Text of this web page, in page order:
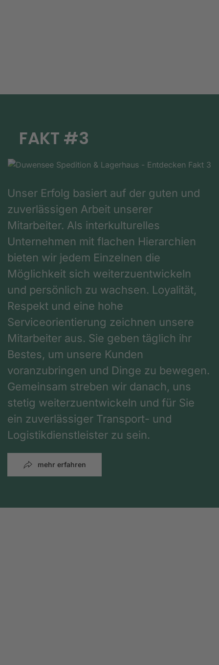
FAKT #3
Unser Erfolg basiert auf der guten und
zuverlässigen Arbeit unserer
Mitarbeiter. Als interkulturelles
Unternehmen mit flachen Hierarchien
bieten wir jedem Einzelnen die
Möglichkeit sich weiterzuentwickeln
und persönlich zu wachsen. Loyalität,
Respekt und eine hohe
Serviceorientierung zeichnen unsere
Mitarbeiter aus. Sie geben täglich ihr
Bestes, um unsere Kunden
voranzubringen und Dinge zu bewegen.
Gemeinsam streben wir danach, uns
stetig weiterzuentwickeln und für Sie
ein zuverlässiger Transport- und
Logistikdienstleister zu sein.
mehr erfahren